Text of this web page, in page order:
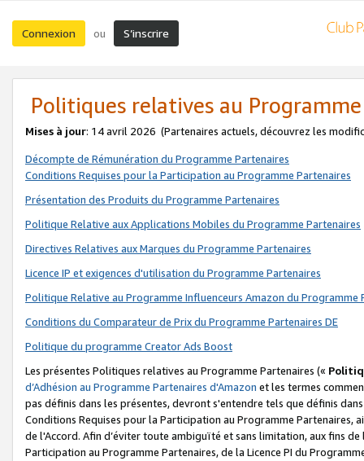
Connexion ou S’inscrire
Politiques relatives au
Mises à jour: 14 avril 2026 (Partenaires actuels, découvrez les
Décompte de Rémunération du Programme Partenaires
Conditions Requises pour la Participation au Programme Partenaires
Présentation des Produits du Programme Partenaires
Politique Relative aux Applications Mobiles du Programme Partenaires
Directives Relatives aux Marques du Programme Partenaires
Licence IP et exigences d'utilisation du Programme Partenaires
Politique Relative au Programme Influenceurs Amazon du Programme
Conditions du Comparateur de Prix du Programme Partenaires DE
Politique du programme Creator Ads Boost
Les présentes Politiques relatives au Programme Partenaires («
d’Adhésion au Programme Partenaires d'Amazon et les termes
pas définis dans les présentes, devront s'entendre tels que définis
Conditions Requises pour la Participation au Programme Partenaires,
de l'Accord. Afin d’éviter toute ambiguïté et sans limitation, aux fins
Participation au Programme Partenaires, de la Licence PI du